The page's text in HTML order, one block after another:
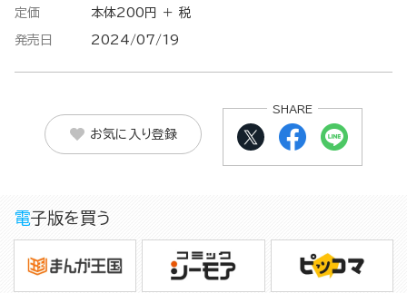
定価 本体200円 ＋ 税
発売日 2024/07/19
お気に入り登録
SHARE
電子版を買う